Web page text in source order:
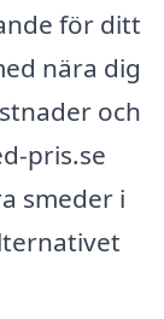
för ditt
nära dig
och
pris.se
smeder i